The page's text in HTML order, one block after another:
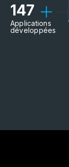
147
Applications
développées